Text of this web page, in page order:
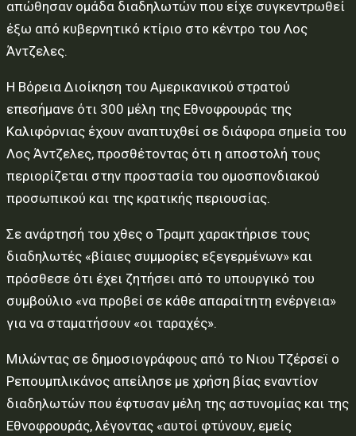
απώθησαν ομάδα διαδηλωτών που είχε συγκεντρωθεί
έξω από κυβερνητικό κτίριο στο κέντρο του Λος
Άντζελες.
Η Βόρεια Διοίκηση του Αμερικανικού στρατού
επεσήμανε ότι 300 μέλη της Εθνοφρουράς της
Καλιφόρνιας έχουν αναπτυχθεί σε διάφορα σημεία του
Λος Άντζελες, προσθέτοντας ότι η αποστολή τους
περιορίζεται στην προστασία του ομοσπονδιακού
προσωπικού και της κρατικής περιουσίας.
Σε ανάρτησή του χθες ο Τραμπ χαρακτήρισε τους
διαδηλωτές «βίαιες συμμορίες εξεγερμένων» και
πρόσθεσε ότι έχει ζητήσει από το υπουργικό του
συμβούλιο «να προβεί σε κάθε απαραίτητη ενέργεια»
για να σταματήσουν «οι ταραχές».
Μιλώντας σε δημοσιογράφους από το Νιου Τζέρσεϊ ο
Ρεπουμπλικάνος απείλησε με χρήση βίας εναντίον
διαδηλωτών που έφτυσαν μέλη της αστυνομίας και της
Εθνοφρουράς, λέγοντας «αυτοί φτύνουν, εμείς